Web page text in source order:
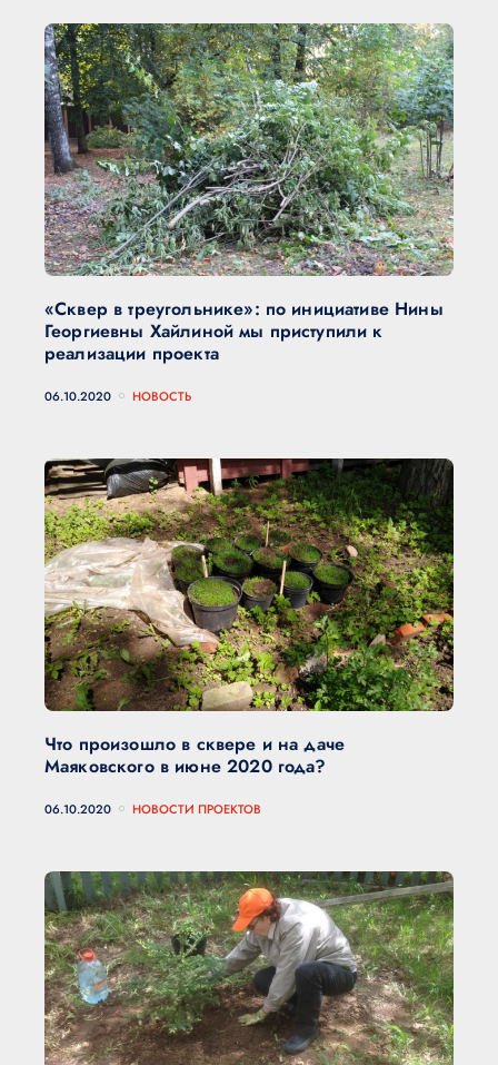
«Сквер в треугольнике»: по инициативе Нины
Георгиевны Хайлиной мы приступили к
реализации проекта
06.10.2020 НОВОСТЬ
Что произошло в сквере и на даче
Маяковского в июне 2020 года?
06.10.2020 НОВОСТИ ПРОЕКТОВ